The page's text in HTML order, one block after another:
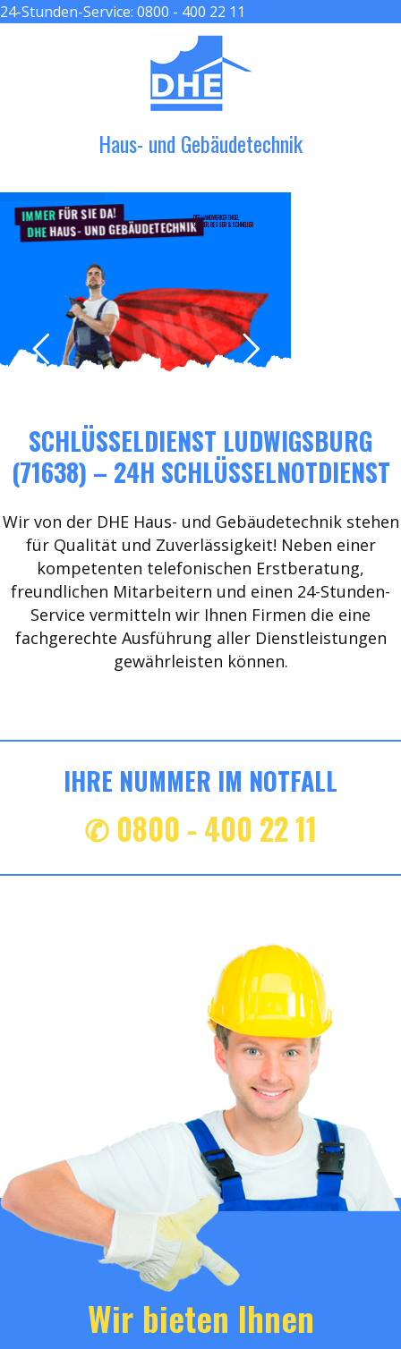
24-Stunden-Service: 0800 - 400 22 11
Haus- und Gebäudetechnik
IMMERFÜR SIE DA!
DHEHAUS- UND GEBÄUDETECHNIK
DER HANDWERKER ENGEL
GRÖßER, BESSER & SCHNELLER
SCHLÜSSELDIENST LUDWIGSBURG
(71638) – 24H SCHLÜSSELNOTDIENST
Wir von der DHE Haus- und Gebäudetechnik stehen
für Qualität und Zuverlässigkeit! Neben einer
kompetenten telefonischen Erstberatung,
freundlichen Mitarbeitern und einen 24-Stunden-
Service vermitteln wir Ihnen Firmen die eine
fachgerechte Ausführung aller Dienstleistungen
gewährleisten können.
IHRE NUMMER IM NOTFALL
✆ 0800 - 400 22 11
Wir bieten Ihnen